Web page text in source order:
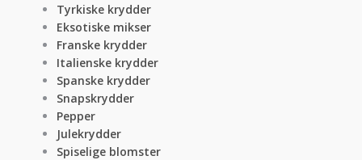
Tyrkiske krydder
Eksotiske mikser
Franske krydder
Italienske krydder
Spanske krydder
Snapskrydder
Pepper
Julekrydder
Spiselige blomster